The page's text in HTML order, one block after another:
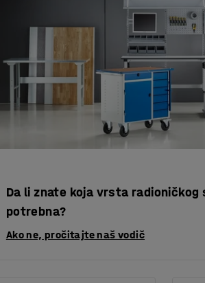
Da li znate koja vrsta radioničkog
potrebna?
Ako ne, pročitajte naš vodič